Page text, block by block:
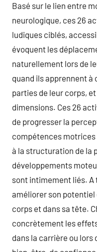
Basé sur le lien entre
neurologique, ces 26
ludiques ciblés,
évoquent les
naturellement lors de
quand ils apprennent
parties de leur corps,
dimensions. Ces 26
de progresser la
compétences
à la structuration de la
développements
sont intimement liés.
améliorer son potentiel
corps et dans sa tête.
concrètement les
dans la carrière ou lors